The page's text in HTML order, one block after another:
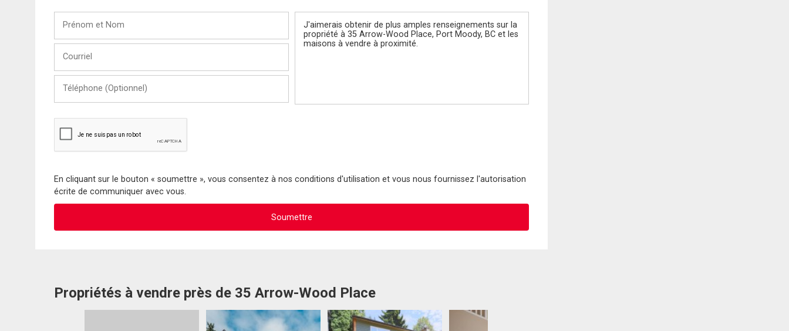
Nom
(Optionnel)
En cliquant sur le bouton « soumettre », vous consentez à nos conditions d'utilisation et vous nous fournissez l'autorisation
écrite de communiquer avec vous.
Propriétés à vendre près de 35 Arrow-Wood Place